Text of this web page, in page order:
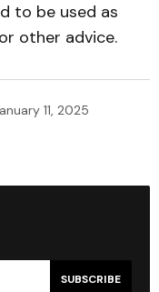
to be used as
other advice.
11, 2025
SUBSCRIBE